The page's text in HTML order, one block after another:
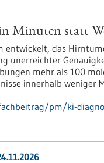
Minuten statt
entwickelt, das
unerreichter
mehr als 100
innerhalb weniger
pm/ki-